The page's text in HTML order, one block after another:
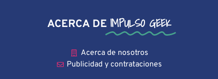
ACERCA DE IMPULSO GEEK
Acerca de nosotros
Publicidad y contrataciones